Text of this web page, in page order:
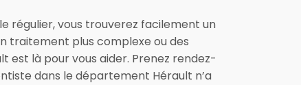
régulier, vous trouverez facilement un
traitement plus complexe ou des
est là pour vous aider. Prenez rendez-
dans le département Hérault n’a